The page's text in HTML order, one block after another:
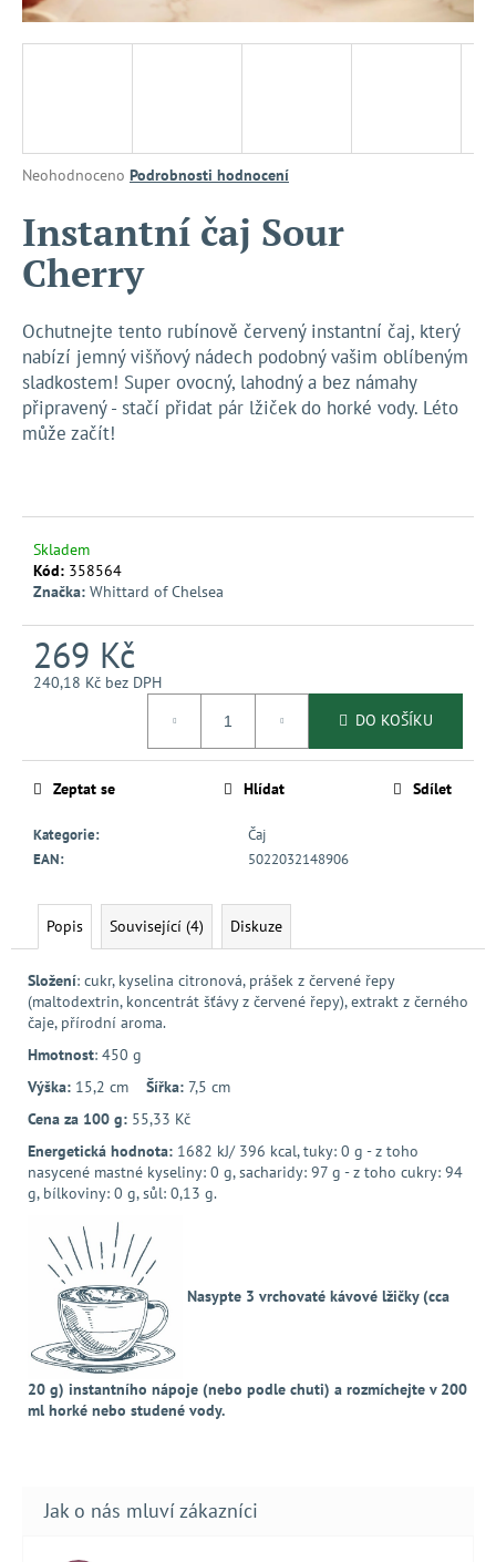
Průměrné
produktu
0,0
z
hvězdiček.
Neohodnoceno Podrobnosti hodnocení
Instantní čaj Sour
Cherry
Ochutnejte tento rubínově červený instantní čaj, který
nabízí jemný višňový nádech podobný vašim oblíbeným
sladkostem! Super ovocný, lahodný a bez námahy
připravený - stačí přidat pár lžiček do horké vody. Léto
může začít!
Skladem
Kód: 358564
Značka: Whittard of Chelsea
269 Kč
240,18 Kč bez DPH
DO KOŠÍKU
Kategorie:
Čaj
EAN: 5022032148906
Zeptat se Hlídat Sdílet
Popis Související (4) Diskuze
Složení: cukr, kyselina citronová, prášek z červené řepy
(maltodextrin, koncentrát šťávy z červené řepy), extrakt z černého
čaje, přírodní aroma.
Hmotnost: 450 g
Výška: 15,2 cm Šířka: 7,5 cm
Cena za 100 g: 55,33 Kč
Energetická hodnota: 1682 kJ/ 396 kcal, tuky: 0 g - z toho
nasycené mastné kyseliny: 0 g, sacharidy: 97 g - z toho cukry: 94
g, bílkoviny: 0 g, sůl: 0,13 g.
Nasypte 3 vrchovaté kávové lžičky (cca
20 g) instantního nápoje (nebo podle chuti) a rozmíchejte v 200
ml horké nebo studené vody.
a
?
D
o
p
o
u
e
m
e